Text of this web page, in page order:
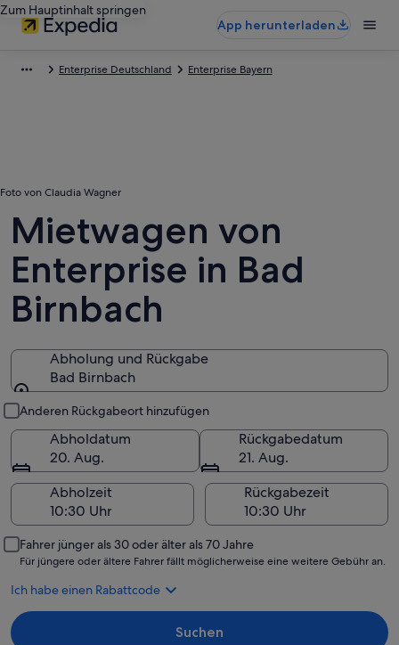
Zum Hauptinhalt springen
App herunterladen
Enterprise Deutschland Enterprise Bayern
Foto von Claudia Wagner
Mietwagen von
Enterprise in Bad
Birnbach
Abholung und Rückgabe
Bad Birnbach
Anderen Rückgabeort hinzufügen
Abholdatum
20. Aug.
Rückgabedatum
21. Aug.
Abholzeit
Rückgabezeit
Fahrer jünger als 30 oder älter als 70 Jahre
Für jüngere oder ältere Fahrer fällt möglicherweise eine weitere Gebühr an.
Ich habe einen Rabattcode
Suchen